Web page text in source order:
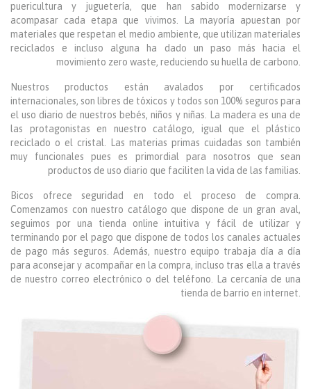
puericultura y juguetería, que han sabido modernizarse y
acompasar cada etapa que vivimos. La mayoría apuestan por
materiales que respetan el medio ambiente, que utilizan materiales
reciclados e incluso alguna ha dado un paso más hacia el
movimiento zero waste, reduciendo su huella de carbono.
Nuestros productos están avalados por certificados
internacionales, son libres de tóxicos y todos son 100% seguros para
el uso diario de nuestros bebés, niños y niñas. La madera es una de
las protagonistas en nuestro catálogo, igual que el plástico
reciclado o el cristal. Las materias primas cuidadas son también
muy funcionales pues es primordial para nosotros que sean
productos de uso diario que faciliten la vida de las familias.
Bicos ofrece seguridad en todo el proceso de compra.
Comenzamos con nuestro catálogo que dispone de un gran aval,
seguimos por una tienda online intuitiva y fácil de utilizar y
terminando por el pago que dispone de todos los canales actuales
de pago más seguros. Además, nuestro equipo trabaja día a día
para aconsejar y acompañar en la compra, incluso tras ella a través
de nuestro correo electrónico o del teléfono. La cercanía de una
tienda de barrio en internet.